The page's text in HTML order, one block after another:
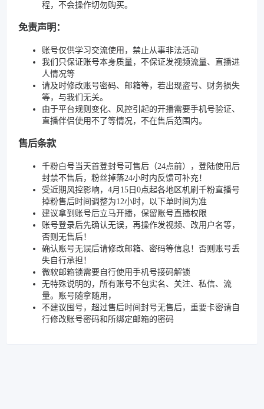
程，不会操作切勿购买。
免责声明：
账号仅供学习交流使用，禁止从事非法活动
我们只保证账号本身质量，不保证发视频流量、直播进
人情况等
请及时修改账号密码、邮箱等，若出现盗号、财务损失
等，与我们无关。
由于平台规则变化、风控引起的开播需要手机号验证、
直播伴侣使用不了等情况，不在售后范围内。
售后条款
千粉白号当天首登封号可售后（24点前），登陆使用后
封禁不售后，粉丝掉落24小时内反馈可补充！
受近期风控影响，4月15日0点起各地区机刷千粉直播号
掉粉售后时间调整为12小时，以下单时间为准
建议拿到账号后立马开播，保留账号直播权限
账号登录后先确认无误，再操作发视频、改用户名等，
否则无售后！
确认账号无误后请修改邮箱、密码等信息！否则账号丢
失自行承担！
微软邮箱锁需要自行使用手机号接码解锁
无特殊说明的，所有账号不包实名、关注、私信、流
量。账号随拿随用，
不建议囤号，超过售后时间封号无售后，重要卡密请自
行修改账号密码和所绑定邮箱的密码